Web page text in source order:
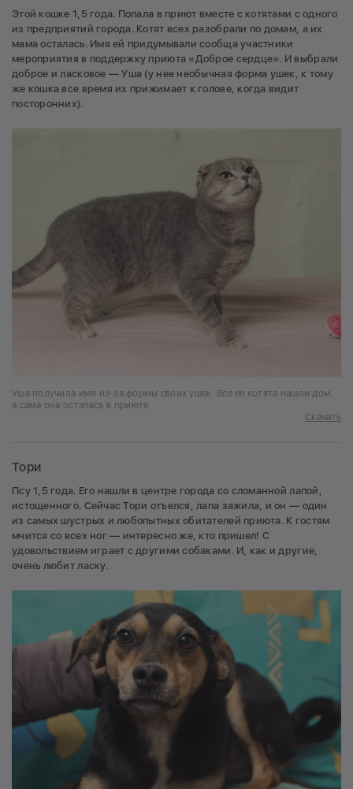
Этой кошке 1,5 года. Попала в приют вместе с котятами с одного
из предприятий города. Котят всех разобрали по домам, а их
мама осталась. Имя ей придумывали сообща участники
мероприятия в поддержку приюта «Доброе сердце». И выбрали
доброе и ласковое — Уша (у нее необычная форма ушек, к тому
же кошка все время их прижимает к голове, когда видит
посторонних).
Уша получила имя из-за формы своих ушек. Все ее котята нашли дом,
а сама она осталась в приюте
Скачать
Тори
Псу 1,5 года. Его нашли в центре города со сломанной лапой,
истощенного. Сейчас Тори отъелся, лапа зажила, и он — один
из самых шустрых и любопытных обитателей приюта. К гостям
мчится со всех ног — интересно же, кто пришел! С
удовольствием играет с другими собаками. И, как и другие,
очень любит ласку.